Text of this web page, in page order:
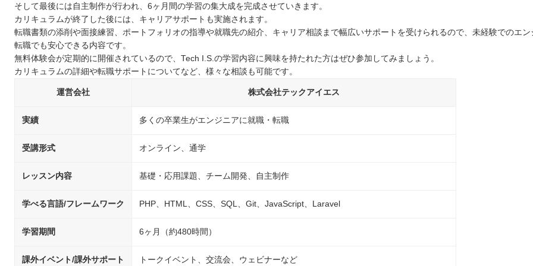
そして最後には自主制作が行われ、6ヶ月間の学習の集大成を完成させていきます。
カリキュラムが終了した後には、キャリアサポートも実施されます。
転職書類の添削や面接練習、ポートフォリオの指導や就職先の紹介、キャリア相談まで幅広いサポートを受けられるので、未経験でのエン
転職でも安心できる内容です。
無料体験会が定期的に開催されているので、Tech I.S.の学習内容に興味を持たれた方はぜひ参加してみましょう。
カリキュラムの詳細や転職サポートについてなど、様々な相談も可能です。
運営会社 株式会社テックアイエス
実績 多くの卒業生がエンジニアに就職・転職
受講形式 オンライン、通学
レッスン内容 基礎・応用課題、チーム開発、自主制作
学べる言語/フレームワーク PHP、HTML、CSS、SQL、Git、JavaScript、Laravel
学習期間 6ヶ月（約480時間）
課外イベント/課外サポート トークイベント、交流会、ウェビナーなど